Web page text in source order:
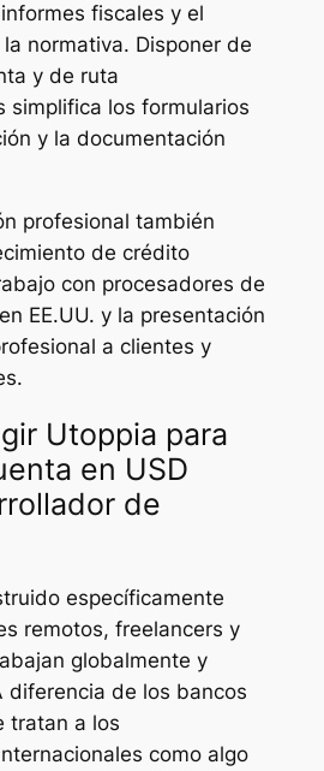
fiscales y el
normativa. Disponer de
y de ruta
simplifica los formularios
y la documentación
profesional también
de crédito
con procesadores de
EE.UU. y la presentación
a clientes y
Utoppia para
en USD
de
específicamente
remotos, freelancers y
globalmente y
diferencia de los bancos
tratan a los
como algo